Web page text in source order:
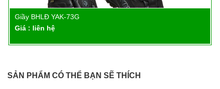
Giầy BHLĐ YAK-72
Giá : liên hệ
SẢN PHẨM CÓ THỂ BẠN SẼ THÍCH